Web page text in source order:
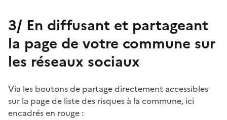
3/ En diffusant et partageant
la page de votre commune sur
les réseaux sociaux
Via les boutons de partage directement accessibles
sur la page de liste des risques à la commune, ici
encadrés en rouge :